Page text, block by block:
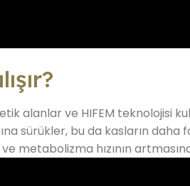
alanlar ve HIFEM teknolojisi
sürükler, bu da kasların
metabolizma hızının